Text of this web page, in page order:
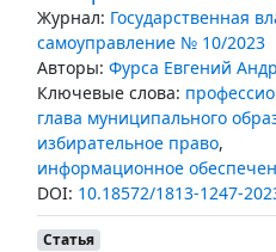
Журнал: Государственная
самоуправление № 10/2023
Авторы: Фурса Евгений
Ключевые слова:
глава муниципального
избирательное право,
информационное
DOI: 10.18572/1813-1247-
Статья